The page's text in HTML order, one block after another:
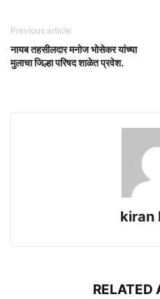
Previous article
नायब तहसीलदार मनोज भोसेकर यांच्या
मुलाचा जिल्हा परिषद शाळेत प्रवेश.
kiran
RELATED